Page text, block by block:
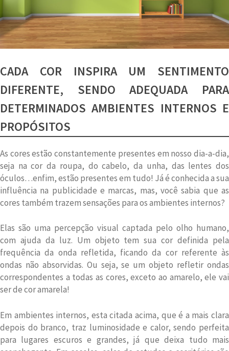
CADA COR INSPIRA UM SENTIMENTO
DIFERENTE, SENDO ADEQUADA PARA
DETERMINADOS AMBIENTES INTERNOS E
PROPÓSITOS
As cores estão constantemente presentes em nosso dia-a-dia,
seja na cor da roupa, do cabelo, da unha, das lentes dos
óculos…enfim, estão presentes em tudo! Já é conhecida a sua
influência na publicidade e marcas, mas, você sabia que as
cores também trazem sensações para os ambientes internos?
Elas são uma percepção visual captada pelo olho humano,
com ajuda da luz. Um objeto tem sua cor definida pela
frequência da onda refletida, ficando da cor referente às
ondas não absorvidas. Ou seja, se um objeto refletir ondas
correspondentes a todas as cores, exceto ao amarelo, ele vai
ser de cor amarela!
Em ambientes internos, esta citada acima, que é a mais clara
depois do branco, traz luminosidade e calor, sendo perfeita
para lugares escuros e grandes, já que deixa tudo mais